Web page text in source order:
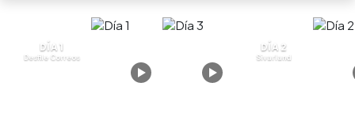
DÍA 1
Desfile Correos
DÍA 2
Sivarland